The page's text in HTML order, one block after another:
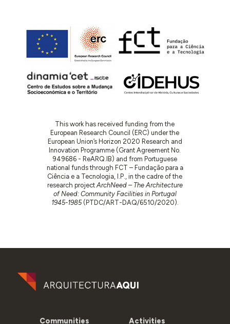
This work has received funding from the
European Research Council (ERC) under the
European Union’s Horizon 2020 Research and
Innovation Programme (Grant Agreement No.
949686 - ReARQ.IB) and from Portuguese
national funds through FCT – Fundação para a
Ciência e a Tecnologia, I.P., in the cadre of the
research project ArchNeed – The Architecture
of Need: Community Facilities in Portugal
1945-1985(PTDC/ART-DAQ/6510/2020).
Communities Activities